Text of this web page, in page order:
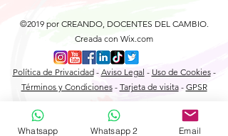
©2019 por CREANDO, DOCENTES DEL CAMBIO.
Creada con Wix.com
Política de Privacidad- Aviso Legal - Uso de Cookies-
Términos y Condiciones- Tarjeta de visita- GPSR
Whatsapp Whatsapp 2 Email